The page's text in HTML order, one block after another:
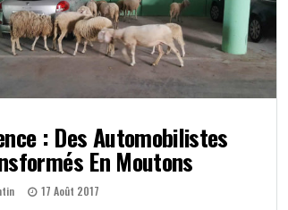
: Des Automobilistes
En Moutons
17 Août 2017